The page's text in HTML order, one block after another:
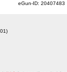
eGun-ID: 20407483